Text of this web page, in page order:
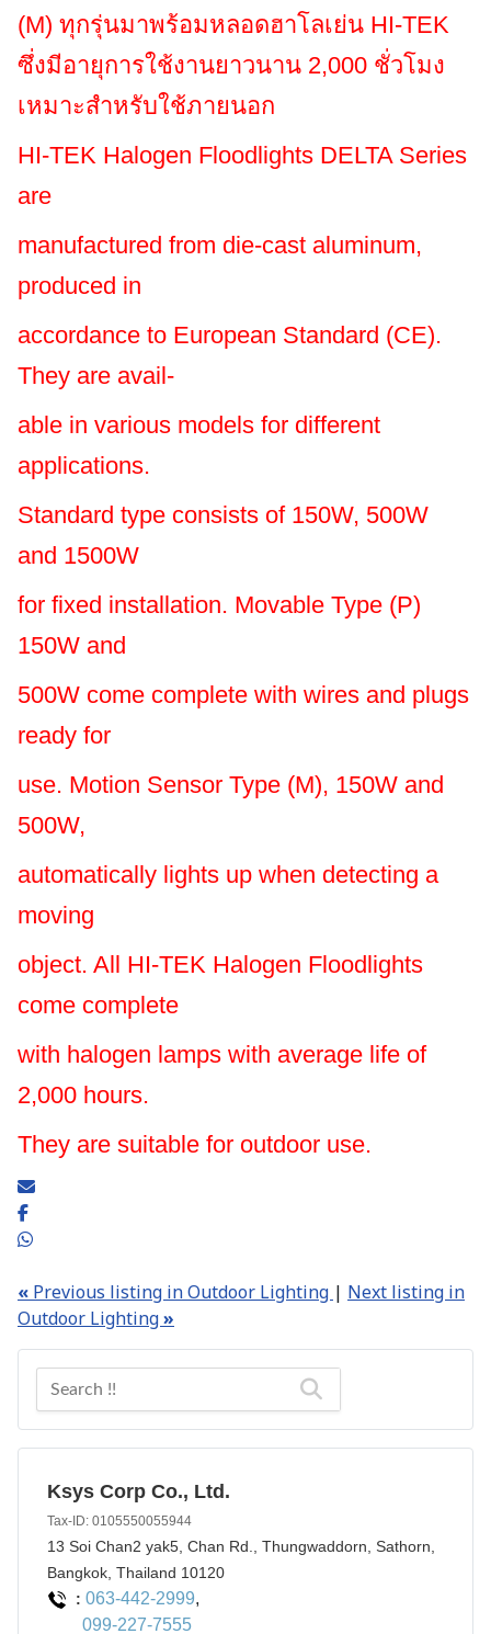
(M) ทุกรุ่นมาพร้อมหลอดฮาโลเย่น HI-TEK
ซึ่งมีอายุการใช้งานยาวนาน 2,000 ชั่วโมง
เหมาะสำหรับใช้ภายนอก
HI-TEK Halogen Floodlights DELTA Series
are
manufactured from die-cast aluminum,
produced in
accordance to European Standard (CE).
They are avail-
able in various models for different
applications.
Standard type consists of 150W, 500W
and 1500W
for fixed installation. Movable Type (P)
150W and
500W come complete with wires and plugs
ready for
use. Motion Sensor Type (M), 150W and
500W,
automatically lights up when detecting a
moving
object. All HI-TEK Halogen Floodlights
come complete
with halogen lamps with average life of
2,000 hours.
They are suitable for outdoor use.
« Previous listing in Outdoor Lighting | Next listing in
Outdoor Lighting»
Ksys Corp Co., Ltd.
Tax-ID: 0105550055944
13 Soi Chan2 yak5, Chan Rd., Thungwaddorn, Sathorn,
Bangkok, Thailand 10120
: 063-442-2999,
099-227-7555